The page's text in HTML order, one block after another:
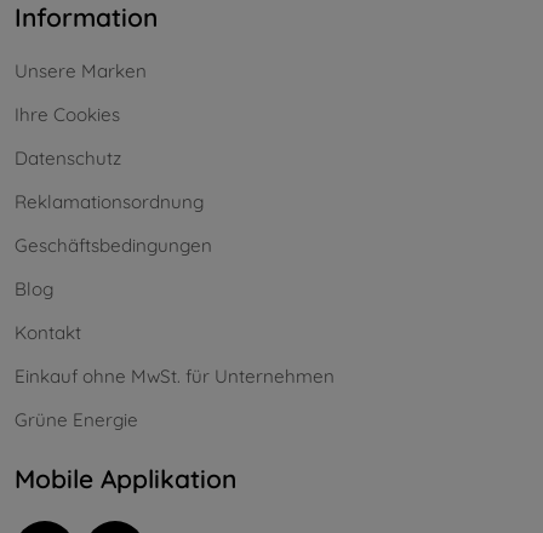
Information
Unsere Marken
Ihre Cookies
Datenschutz
Reklamationsordnung
Geschäftsbedingungen
Blog
Kontakt
Einkauf ohne MwSt. für Unternehmen
Grüne Energie
Mobile Applikation